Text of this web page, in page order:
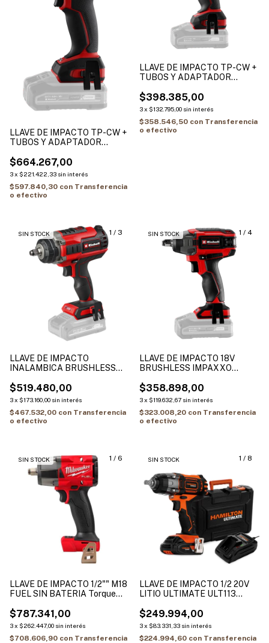
LLAVE DE IMPACTO TP-CW +
TUBOS Y ADAPTADOR
$664.267,00
3x $221.422,33 sin interés
$597.840,30 con Transferencia
o efectivo
LLAVE DE IMPACTO TP-CW +
TUBOS Y ADAPTADOR
$398.385,00
3x $132.795,00 sin interés
$358.546,50 con Transferencia
o efectivo
1 / 3
SIN STOCK
LLAVE DE IMPACTO
INALAMBICA BRUSHLESS
$519.480,00
3x $173.160,00 sin interés
$467.532,00 con Transferencia
o efectivo
1 / 4
SIN STOCK
LLAVE DE IMPACTO 18V
BRUSHLESS IMPAXXO
$358.898,00
3x $119.632,67 sin interés
$323.008,20 con Transferencia
o efectivo
1 / 6
SIN STOCK
LLAVE DE IMPACTO 1/2"" M18
FUEL SIN BATERIA Torque
2962-20
$787.341,00
3x $262.447,00 sin interés
$708.606,90 con Transferencia
1 / 8
SIN STOCK
LLAVE DE IMPACTO 1/2 20V
LITIO ULTIMATE ULT113
$249.994,00
3x $83.331,33 sin interés
$224.994,60 con Transferencia